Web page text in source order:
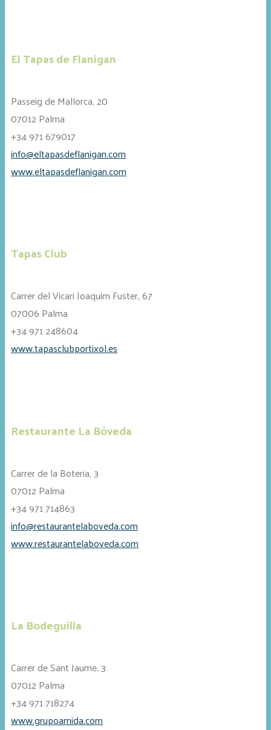
El Tapas de Flanigan
Passeig de Mallorca, 20
07012 Palma
+34 971 679017
info@eltapasdeflanigan.com
www.eltapasdeflanigan.com
Tapas Club
Carrer del Vicari Joaquim Fuster, 67
07006 Palma
+34 971 248604
www.tapasclubportixol.es
Restaurante La Bóveda
Carrer de la Boteria, 3
07012 Palma
+34 971 714863
info@restaurantelaboveda.com
www.restaurantelaboveda.com
La Bodeguilla
Carrer de Sant Jaume, 3
07012 Palma
+34 971 718274
www.grupoamida.com